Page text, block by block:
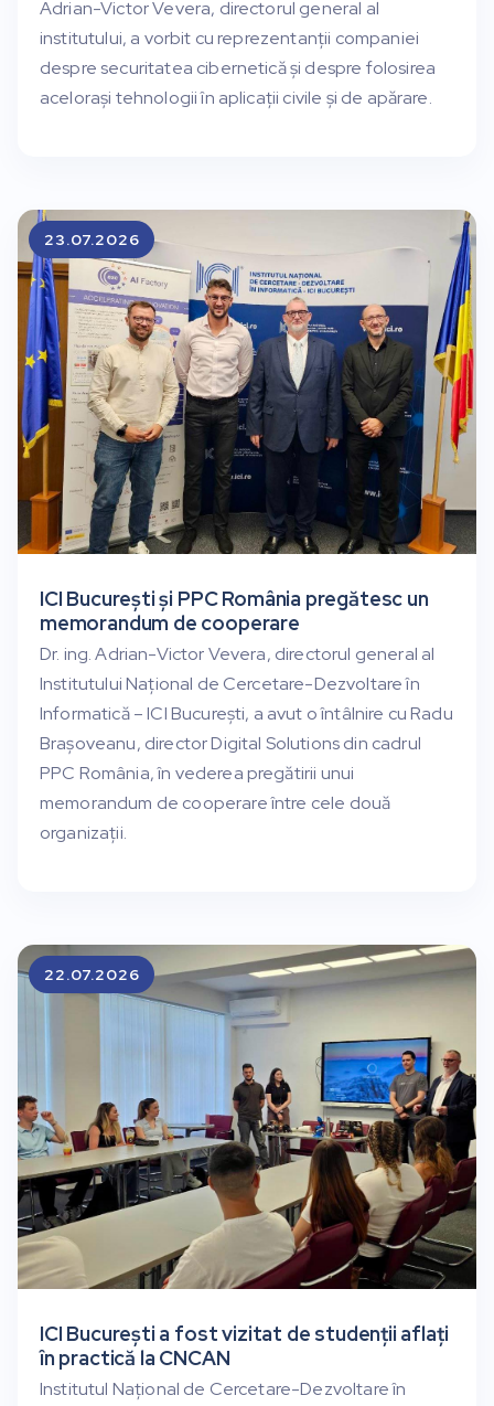
Adrian-Victor Vevera, directorul general al
institutului, a vorbit cu reprezentanții companiei
despre securitatea cibernetică și despre folosirea
acelorași tehnologii în aplicații civile și de apărare.
ICI București și PPC România pregătesc un
memorandum de cooperare
Dr. ing. Adrian-Victor Vevera, directorul general al
Institutului Național de Cercetare-Dezvoltare în
Informatică – ICI București, a avut o întâlnire cu Radu
Brașoveanu, director Digital Solutions din cadrul
PPC România, în vederea pregătirii unui
memorandum de cooperare între cele două
organizații.
23.07.2026
ICI București a fost vizitat de studenții aflați
în practică la CNCAN
Institutul Național de Cercetare-Dezvoltare în
22.07.2026